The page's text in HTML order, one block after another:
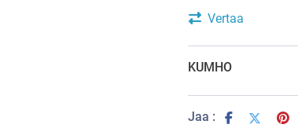
Vertaa
KUMHO
Jaa :